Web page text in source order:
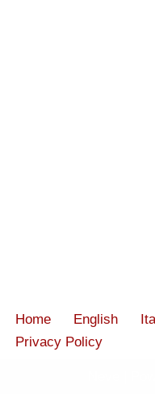
Home English
Privacy Policy